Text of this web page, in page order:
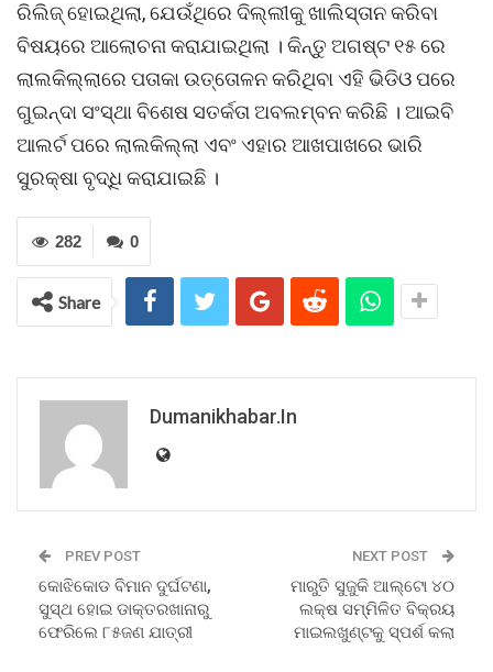
ରିଲିଜ୍ ହୋଇଥିଲା, ଯେଉଁଥିରେ ଦିଲ୍ଲୀକୁ ଖାଲିସ୍ତାନ କରିବା
ବିଷୟରେ ଆଲୋଚନା କରାଯାଇଥିଲା । କିନ୍ତୁ ଅଗଷ୍ଟ ୧୫ ରେ
ଲାଲକିଲ୍ଲାରେ ପତାକା ଉତ୍ତୋଳନ କରିଥିବା ଏହି ଭିଡିଓ ପରେ
ଗୁଇନ୍ଦା ସଂସ୍ଥା ବିଶେଷ ସତର୍କତା ଅବଲମ୍ବନ କରିଛି । ଆଇବି
ଆଲର୍ଟ ପରେ ଲାଲକିଲ୍ଲା ଏବଂ ଏହାର ଆଖପାଖରେ ଭାରି
ସୁରକ୍ଷା ବୃଦ୍ଧି କରାଯାଇଛି ।
0
282
Share
Dumanikhabar.in
PREV POST
କୋଝିକୋଡ ବିମାନ ଦୁର୍ଘଟଣା,
ସୁସ୍ଥ ହୋଇ ଡାକ୍ତରଖାନାରୁ
ଫେରିଲେ ୮୫ଜଣ ଯାତ୍ରୀ
NEXT POST
ମାରୁତି ସୁଜୁକି ଆଲ୍ଟୋ ୪୦
ଲକ୍ଷ ସମ୍ମିଳିତ ବିକ୍ରୟ
ମାଇଲଖୁଣ୍ଟକୁ ସ୍ପର୍ଶ କଲା